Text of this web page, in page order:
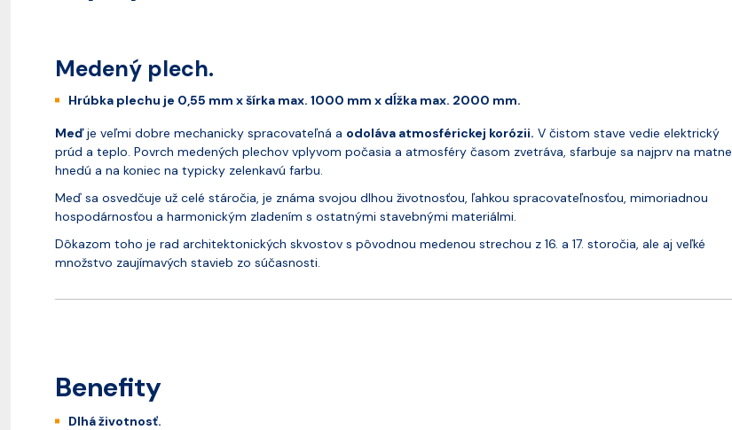
Medený plech.
Hrúbka plechu je 0,55 mm x šírka max. 1000 mm x dĺžka max. 2000 mm.
Meďje veľmi dobre mechanicky spracovateľná a odoláva atmosférickej korózii. V čistom stave vedie elektrický
prúd a teplo. Povrch medených plechov vplyvom počasia a atmosféry časom zvetráva, sfarbuje sa najprv na matne
hnedú a na koniec na typicky zelenkavú farbu.
Meď sa osvedčuje už celé stáročia, je známa svojou dlhou životnosťou, ľahkou spracovateľnosťou, mimoriadnou
hospodárnosťou a harmonickým zladením s ostatnými stavebnými materiálmi.
Dôkazom toho je rad architektonických skvostov s pôvodnou medenou strechou z 16. a 17. storočia, ale aj veľké
množstvo zaujímavých stavieb zo súčasnosti.
Benefity
Dlhá životnosť.